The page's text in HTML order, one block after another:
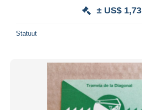
± US$ 1,73
Statuut